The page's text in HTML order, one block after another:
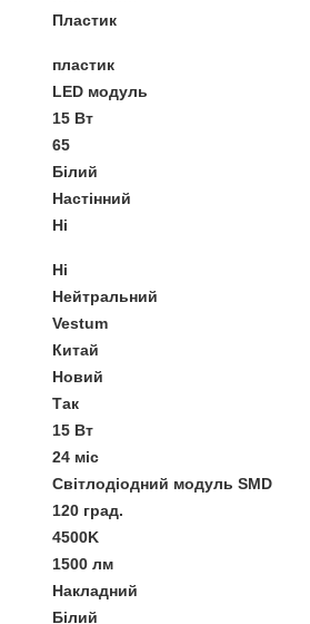
Пластик
пластик
LED модуль
15 Вт
65
Білий
Настінний
Ні
Ні
Нейтральний
Vestum
Китай
Новий
Так
15 Вт
24 міс
Світлодіодний модуль SMD
120 град.
4500K
1500 лм
Накладний
Білий